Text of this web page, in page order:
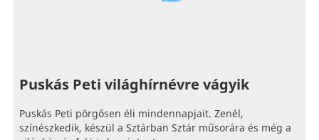
Puskás Peti világhírnévre vágyik
Puskás Peti pörgősen éli mindennapjait. Zenél,
színészkedik, készül a Sztárban Sztár műsorára és még a